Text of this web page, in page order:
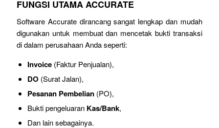
FUNGSI UTAMA ACCURATE
Software Accurate dirancang sangat lengkap dan mudah
digunakan untuk membuat dan mencetak bukti transaksi
di dalam perusahaan Anda seperti:
Invoice(Faktur Penjualan),
DO (Surat Jalan),
Pesanan Pembelian(PO),
Bukti pengeluaran Kas/Bank,
Dan lain sebagainya.